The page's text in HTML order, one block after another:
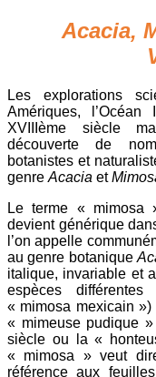
Acacia,
Les explorations
Amériques,
XVIIIème siècle
découverte de
botanistes et
genre Acacia et
Le terme « mimosa
devient générique
l’on appelle
au genre botanique
italique, invariable et
espèces
« mimosa mexicain
« mimeuse pudique
siècle ou la «
« mimosa » veut
référence aux